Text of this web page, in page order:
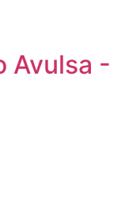
Avulsa -